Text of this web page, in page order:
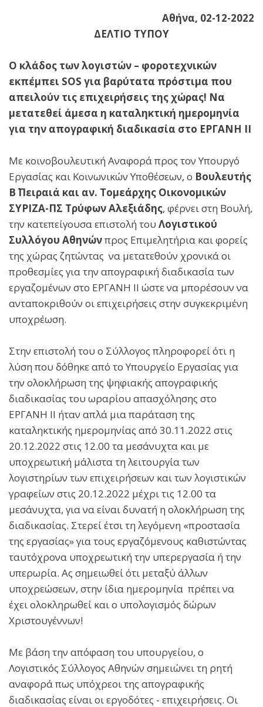
Αθήνα, 02-12-2022
ΔΕΛΤΙΟ ΤΥΠΟΥ
Ο κλάδος των λογιστών – φοροτεχνικών
εκπέμπει SOS για βαρύτατα πρόστιμα που
απειλούν τις επιχειρήσεις της χώρας! Να
μετατεθεί άμεσα η καταληκτική ημερομηνία
για την απογραφική διαδικασία στο ΕΡΓΑΝΗ ΙΙ
Με κοινοβουλευτική Αναφορά προς τον Υπουργό
Εργασίας και Κοινωνικών Υποθέσεων, ο Βουλευτής
Β΄ Πειραιά και αν. Τομεάρχης Οικονομικών
ΣΥΡΙΖΑ-ΠΣ Τρύφων Αλεξιάδης, φέρνει στη Βουλή,
την κατεπείγουσα επιστολή του Λογιστικού
Συλλόγου Αθηνώνπρος Επιμελητήρια και φορείς
της χώρας ζητώντας να μετατεθούν χρονικά οι
προθεσμίες για την απογραφική διαδικασία των
εργαζομένων στο ΕΡΓΑΝΗ ΙΙ ώστε να μπορέσουν να
ανταποκριθούν οι επιχειρήσεις στην συγκεκριμένη
υποχρέωση.
Στην επιστολή του ο Σύλλογος πληροφορεί ότι η
λύση που δόθηκε από το Υπουργείο Εργασίας για
την ολοκλήρωση της ψηφιακής απογραφικής
διαδικασίας του ωραρίου απασχόλησης στο
ΕΡΓΑΝΗ ΙΙ ήταν απλά μια παράταση της
καταληκτικής ημερομηνίας από 30.11.2022 στις
20.12.2022 στις 12.00 τα μεσάνυχτα και με
υποχρεωτική μάλιστα τη λειτουργία των
λογιστηρίων των επιχειρήσεων και των λογιστικών
γραφείων στις 20.12.2022 μέχρι τις 12.00 τα
μεσάνυχτα, για να είναι δυνατή η ολοκλήρωση της
διαδικασίας. Στερεί έτσι τη λεγόμενη «προστασία
της εργασίας» για τους εργαζόμενους καθιστώντας
ταυτόχρονα υποχρεωτική την υπερεργασία ή την
υπερωρία. Ας σημειωθεί ότι μεταξύ άλλων
υποχρεώσεων, στην ίδια ημερομηνία πρέπει να
έχει ολοκληρωθεί και ο υπολογισμός δώρων
Χριστουγέννων!
Με βάση την απόφαση του υπουργείου, ο
Λογιστικός Σύλλογος Αθηνών σημειώνει τη ρητή
αναφορά πως υπόχρεοι της απογραφικής
διαδικασίας είναι οι εργοδότες - επιχειρήσεις. Οι